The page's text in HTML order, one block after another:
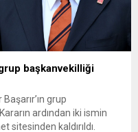
grup başkanvekilliği
grup
ardından iki ismin
sitesinden kaldırıldı.